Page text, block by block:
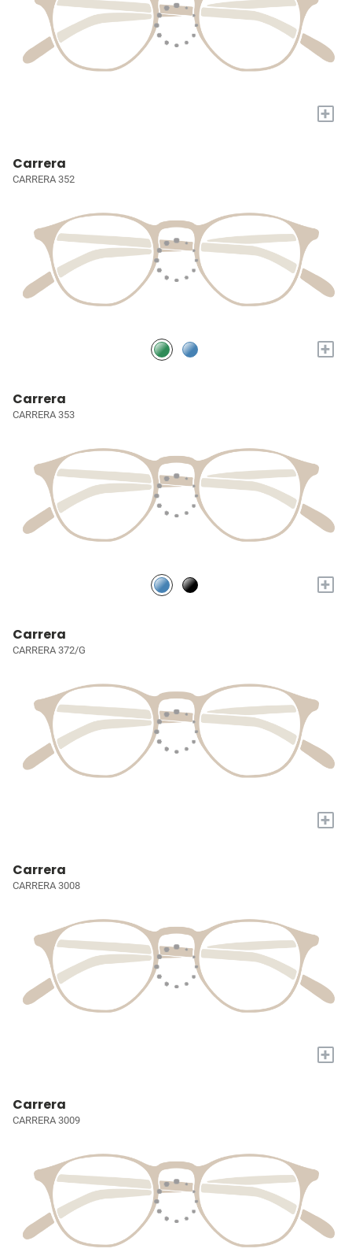
+
Carrera
CARRERA 352
+
Carrera
CARRERA 353
+
Carrera
CARRERA 372/G
+
Carrera
CARRERA 3008
+
Carrera
CARRERA 3009